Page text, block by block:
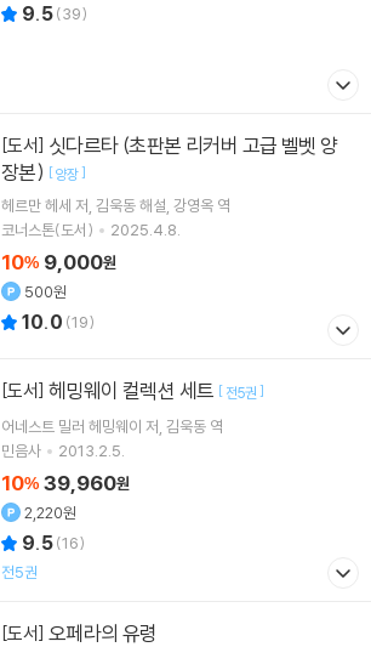
9.5(39)
[도서]
장본) [양장]
헤르만 헤세 저 김욱동해설 강영옥 역
코너스톤(도서)
2025.4.8.
10% 9,000원
500원
10.0 (19)
[도서] 헤밍웨이 컬렉션 세트 [ 전5권 ]
어네스트 밀러 헤밍웨이 저 김욱동 역
민음사
2013.2.5.
10% 39,960원
2,220원
9.5(16)
전5권
[도서] 오페라의 유령